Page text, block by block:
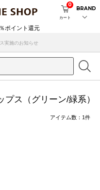
カート
0
BRAND
実施のお知らせ
ス（グリーン/緑系）
アイテム数： 1件